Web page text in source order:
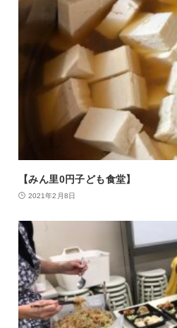
【みん里0円子ども食堂】
2021年2月8日